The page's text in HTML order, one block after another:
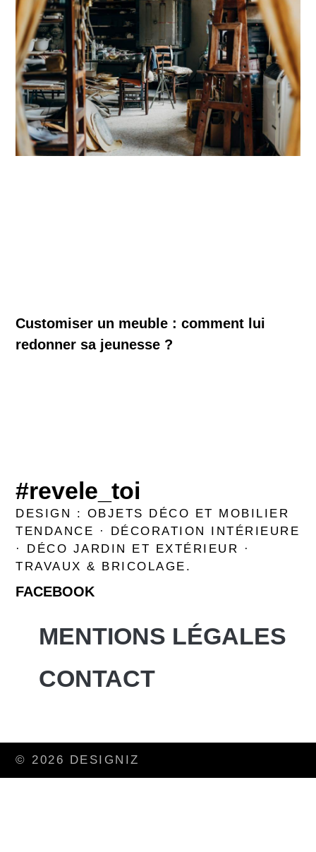
Customiser un meuble : comment lui
redonner sa jeunesse ?
#revele_toi
DESIGN : OBJETS DÉCO ET MOBILIER
TENDANCE · DÉCORATION INTÉRIEURE
· DÉCO JARDIN ET EXTÉRIEUR ·
TRAVAUX & BRICOLAGE.
FACEBOOK
MENTIONS LÉGALES
CONTACT
© 2026 DESIGNIZ